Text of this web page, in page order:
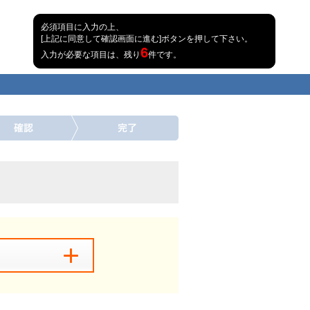
必須項目に入力の上、
[上記に同意して確認画面に進む]ボタンを押して下さい。
入力が必要な項目は、残り 6件です。